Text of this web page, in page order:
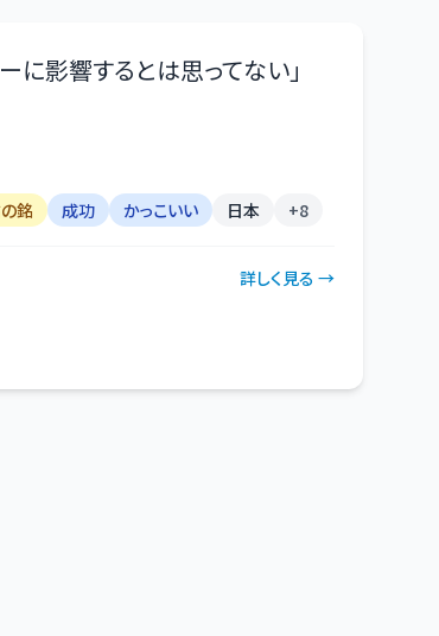
に影響するとは思ってない」
銘 成功 かっこいい 日本 +8
詳しく見る →